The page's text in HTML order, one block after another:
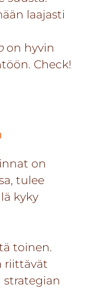
laajasti
on hyvin
Check!
on
tulee
kyky
toinen.
riittävät
strategian